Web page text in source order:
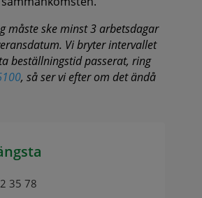
måste ske minst 3 arbetsdagar
Vi bryter intervallet
beställningstid passerat, ring
, så ser vi efter om det ändå
35 78